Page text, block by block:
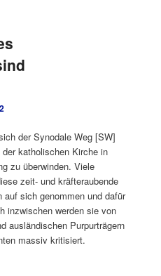
der Synodale Weg [SW]
katholischen Kirche in
zu überwinden. Viele
zeit- und kräfteraubende
sich genommen und dafür
inzwischen werden sie von
ausländischen Purpurträgern
massiv kritisiert.